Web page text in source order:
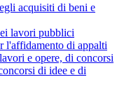
acquisiti di beni e
lavori pubblici
l'affidamento di appalti
e opere, di concorsi
di idee e di